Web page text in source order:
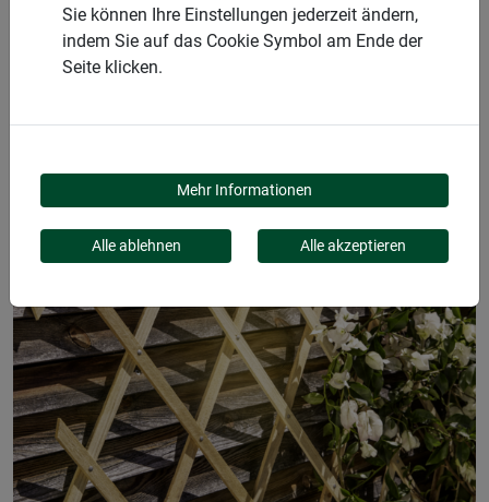
HOLZ-SPALIER
Sie können Ihre Einstellungen jederzeit ändern,
indem Sie auf das Cookie Symbol am Ende der
Seite klicken.
Mehr Informationen
Alle ablehnen Alle akzeptieren